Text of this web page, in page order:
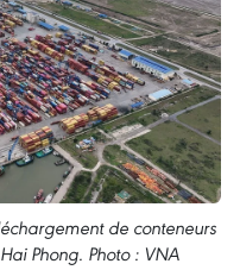
de conteneurs
Phong. Photo : VNA